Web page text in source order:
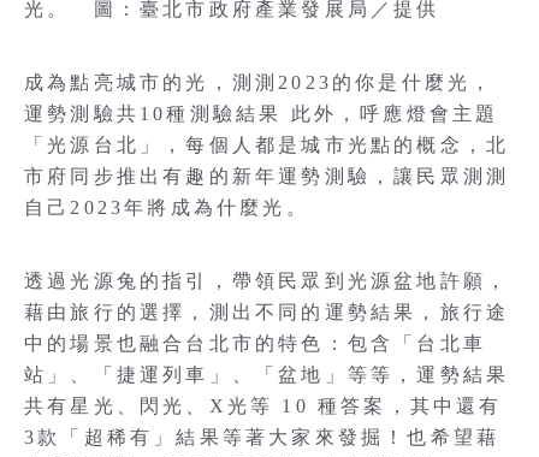
光。 圖：臺北市政府產業發展局／提供
成為點亮城市的光，測測2023的你是什麼光，
運勢測驗共10種測驗結果 此外，呼應燈會主題
「光源台北」，每個人都是城市光點的概念，北
市府同步推出有趣的新年運勢測驗，讓民眾測測
自己2023年將成為什麼光。
透過光源兔的指引，帶領民眾到光源盆地許願，
藉由旅行的選擇，測出不同的運勢結果，旅行途
中的場景也融合台北市的特色：包含「台北車
站」、「捷運列車」、「盆地」等等，運勢結果
共有星光、閃光、X光等 10 種答案，其中還有
3款「超稀有」結果等著大家來發掘！也希望藉